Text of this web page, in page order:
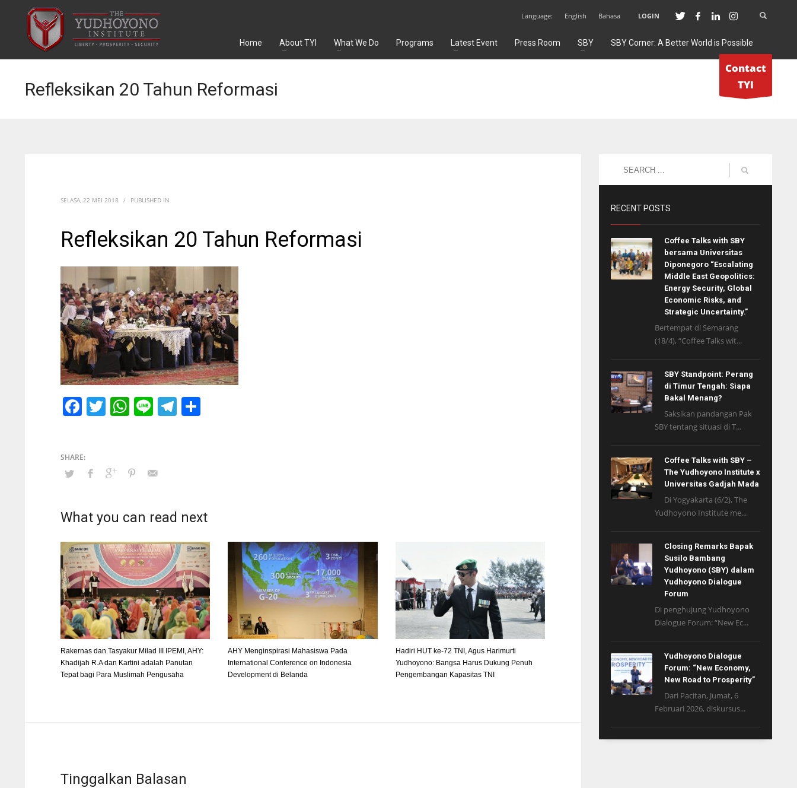
Language: English Bahasa LOGIN
Home About TYI What We Do Programs Latest Event Press Room SBY SBY Corner: A Better World is Possible
Contact
TYI
Refleksikan 20 Tahun Reformasi
SELASA, 22 MEI 2018 / PUBLISHED IN
Refleksikan 20 Tahun Reformasi
Facebook
Twitter
WhatsApp
LineTelegram
What you can read next
Rakernas dan Tasyakur Milad III IPEMI, AHY:
Khadijah R.A dan Kartini adalah Panutan
Tepat bagi Para Muslimah Pengusaha
AHY Menginspirasi Mahasiswa Pada
International Conference on Indonesia
Development di Belanda
Hadiri HUT ke-72 TNI, Agus Harimurti
Yudhoyono: Bangsa Harus Dukung Penuh
Pengembangan Kapasitas TNI
Tinggalkan Balasan
RECENT POSTS
Coffee Talks with SBY
bersama Universitas
Diponegoro “Escalating
Middle East Geopolitics:
Energy Security, Global
Economic Risks, and
Strategic Uncertainty.”
Bertempat di Semarang
(18/4), “Coffee Talks wit...
SBY Standpoint: Perang
di Timur Tengah: Siapa
Bakal Menang?
Saksikan pandangan Pak
SBY tentang situasi di T...
Coffee Talks with SBY –
The Yudhoyono Institute x
Universitas Gadjah Mada
Di Yogyakarta (6/2), The
Yudhoyono Institute me...
Closing Remarks Bapak
Susilo Bambang
Yudhoyono (SBY) dalam
Yudhoyono Dialogue
Forum
Di penghujung Yudhoyono
Dialogue Forum: “New Ec...
Yudhoyono Dialogue
Forum: “New Economy,
New Road to Prosperity”
Dari Pacitan, Jumat, 6
Februari 2026, diskursus...